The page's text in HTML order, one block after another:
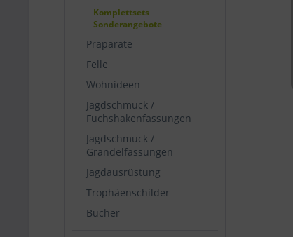
Komplettsets
Sonderangebote
Präparate
Felle
Wohnideen
Jagdschmuck /
Fuchshakenfassungen
Jagdschmuck /
Grandelfassungen
Jagdausrüstung
Trophäenschilder
Bücher